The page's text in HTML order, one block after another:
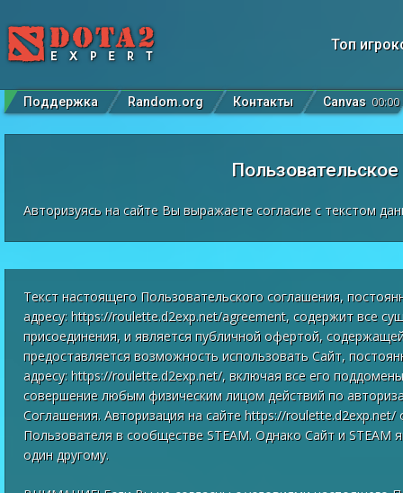
Топ
Поддержка Random.org Контакты Canvas 00:00
Авторизуясь на сайте Вы выражаете согласие с текстом
Текст настоящего Пользовательского соглашения,
адресу: https://roulette.d2exp.net/agreement, содержит все
присоединения, и является публичной офертой,
предоставляется возможность использовать Сайт,
адресу: https://roulette.d2exp.net/, включая все его
совершение любым физическим лицом действий по
Соглашения. Авторизация на сайте https://roulette.d2exp.net/
Пользователя в сообществе STEAM. Однако Сайт и
один другому.